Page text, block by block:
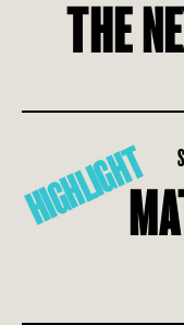
THE
HIGHLIGHT